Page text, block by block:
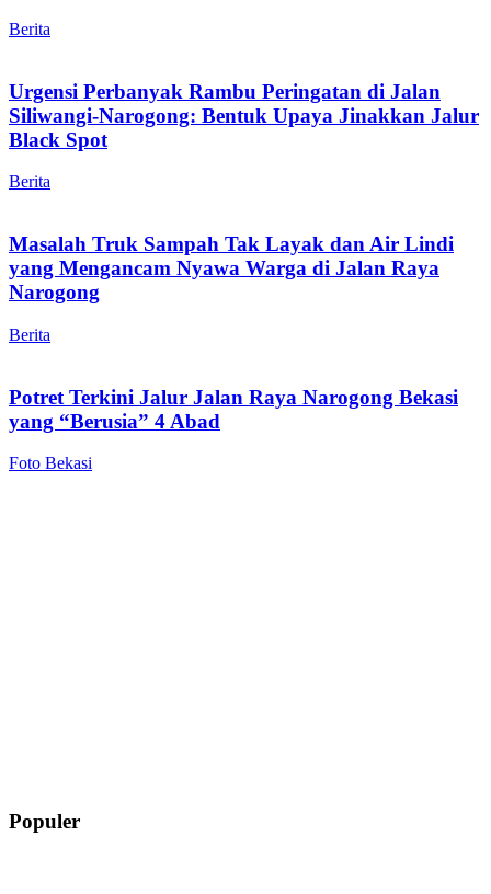
Berita
Urgensi Perbanyak Rambu Peringatan di Jalan
Siliwangi-Narogong: Bentuk Upaya Jinakkan Jalur
Black Spot
Berita
Masalah Truk Sampah Tak Layak dan Air Lindi
yang Mengancam Nyawa Warga di Jalan Raya
Narogong
Berita
Potret Terkini Jalur Jalan Raya Narogong Bekasi
yang “Berusia” 4 Abad
Foto Bekasi
Populer